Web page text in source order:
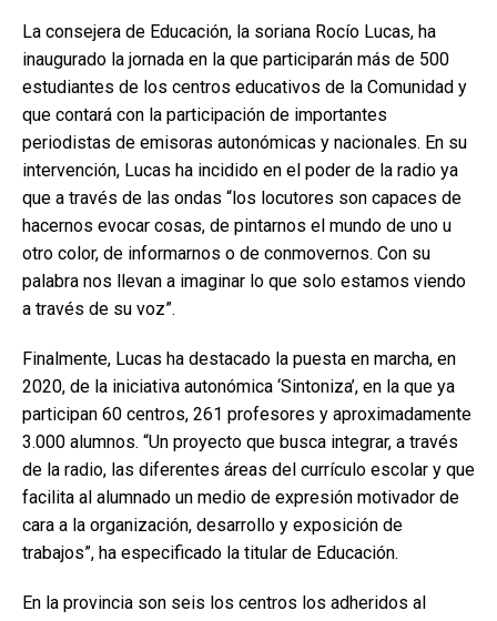
La consejera de Educación, la soriana Rocío Lucas, ha
inaugurado la jornada en la que participarán más de 500
estudiantes de los centros educativos de la Comunidad y
que contará con la participación de importantes
periodistas de emisoras autonómicas y nacionales. En su
intervención, Lucas ha incidido en el poder de la radio ya
que a través de las ondas “los locutores son capaces de
hacernos evocar cosas, de pintarnos el mundo de uno u
otro color, de informarnos o de conmovernos. Con su
palabra nos llevan a imaginar lo que solo estamos viendo
a través de su voz”.
Finalmente, Lucas ha destacado la puesta en marcha, en
2020, de la iniciativa autonómica ‘Sintoniza’, en la que ya
participan 60 centros, 261 profesores y aproximadamente
3.000 alumnos. “Un proyecto que busca integrar, a través
de la radio, las diferentes áreas del currículo escolar y que
facilita al alumnado un medio de expresión motivador de
cara a la organización, desarrollo y exposición de
trabajos”, ha especificado la titular de Educación.
En la provincia son seis los centros los adheridos al